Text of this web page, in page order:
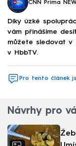
CNN Prima
Díky úzké
vám přinášíme
můžete sledovat v
v HbbTV.
Pro tento článek
Návrhy pro